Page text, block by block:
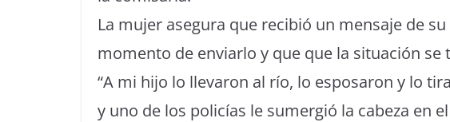
La mujer asegura que recibió un mensaje de
momento de enviarlo y que que la situación se
“A mi hijo lo llevaron al río, lo esposaron y lo
y uno de los policías le sumergió la cabeza en